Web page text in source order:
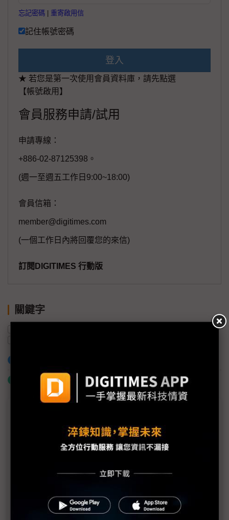
忘記密碼 重寄啟用信
記住帳號密碼
登入
★ 若您是第一次使用會員資料庫，請先點選
【帳號啟用】
會員服務申請/試用
申請專線：
+886-02-87125398。
(週一至週五工作日9:00~18:00)
會員信箱：
member@digitimes.com
(一個工作日內將回覆您的來信)
訂閱DIGITIMES 行動版
關鍵字
什麼是「關鍵字追蹤」
議題精選－Elon Musk的下一座印鈔機：
BESS商機引爆二次電池投資潮 Tesla、GM加速重塑
美國本土供應鏈
Elon Musk的下一座印鈔機？ Tesla向LFP上游延伸
Tesla打造LFP自主供應鏈 如何對決中國鋰電池極致